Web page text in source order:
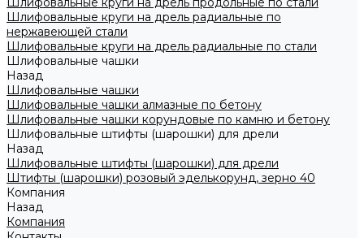
Шлифовальные круги на дрель радиальные по
нержавеющей стали
Шлифовальные круги на дрель радиальные по стали
Шлифовальные чашки
Назад
Шлифовальные чашки
Шлифовальные чашки алмазные по бетону
Шлифовальные чашки корундовые по камню и бетону
Шлифовальные штифты (шарошки) для дрели
Назад
Шлифовальные штифты (шарошки) для дрели
Штифты (шарошки) розовый эделькорунд, зерно 40
Компания
Назад
Компания